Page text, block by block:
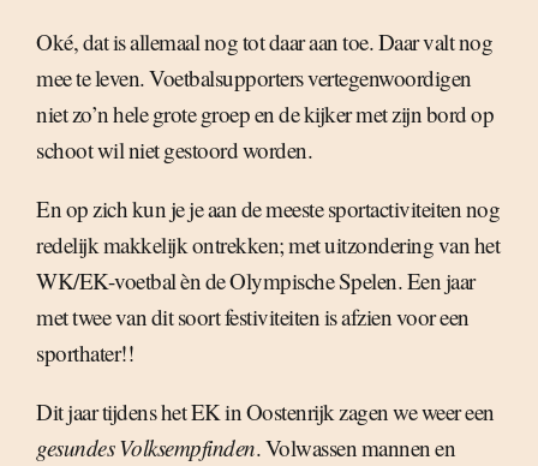
Oké, dat is allemaal nog tot daar aan toe. Daar valt nog
mee te leven. Voetbalsupporters vertegenwoordigen
niet zo’n hele grote groep en de kijker met zijn bord op
schoot wil niet gestoord worden.
En op zich kun je je aan de meeste sportactiviteiten nog
redelijk makkelijk ontrekken; met uitzondering van het
WK/EK-voetbal èn de Olympische Spelen. Een jaar
met twee van dit soort festiviteiten is afzien voor een
sporthater!!
Dit jaar tijdens het EK in Oostenrijk zagen we weer een
gesundes Volksempfinden. Volwassen mannen en